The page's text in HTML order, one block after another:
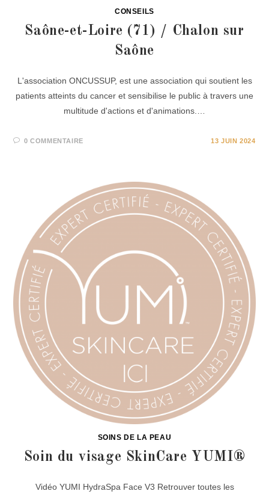
CONSEILS
Saône-et-Loire (71) / Chalon sur
Saône
L'association ONCUSSUP, est une association qui soutient les
patients atteints du cancer et sensibilise le public à travers une
multitude d'actions et d'animations.…
0 COMMENTAIRE 13 JUIN 2024
SOINS DE LA PEAU
Soin du visage SkinCare YUMI®
Vidéo YUMI HydraSpa Face V3 Retrouver toutes les